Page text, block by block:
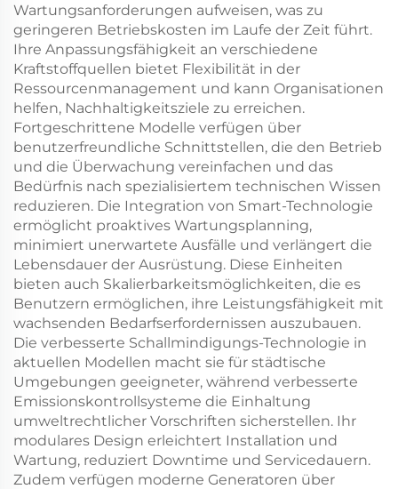
Wartungsanforderungen aufweisen, was zu
geringeren Betriebskosten im Laufe der Zeit führt.
Ihre Anpassungsfähigkeit an verschiedene
Kraftstoffquellen bietet Flexibilität in der
Ressourcenmanagement und kann Organisationen
helfen, Nachhaltigkeitsziele zu erreichen.
Fortgeschrittene Modelle verfügen über
benutzerfreundliche Schnittstellen, die den Betrieb
und die Überwachung vereinfachen und das
Bedürfnis nach spezialisiertem technischen Wissen
reduzieren. Die Integration von Smart-Technologie
ermöglicht proaktives Wartungsplanning,
minimiert unerwartete Ausfälle und verlängert die
Lebensdauer der Ausrüstung. Diese Einheiten
bieten auch Skalierbarkeitsmöglichkeiten, die es
Benutzern ermöglichen, ihre Leistungsfähigkeit mit
wachsenden Bedarfserfordernissen auszubauen.
Die verbesserte Schallmindigungs-Technologie in
aktuellen Modellen macht sie für städtische
Umgebungen geeigneter, während verbesserte
Emissionskontrollsysteme die Einhaltung
umweltrechtlicher Vorschriften sicherstellen. Ihr
modulares Design erleichtert Installation und
Wartung, reduziert Downtime und Servicedauern.
Zudem verfügen moderne Generatoren über